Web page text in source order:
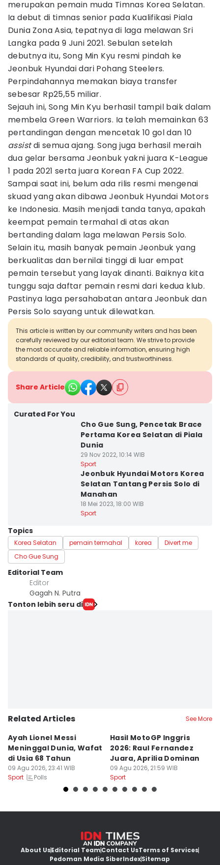
merupakan pemain muda Timnas Korea Selatan.
Ia debut di timnas senior pada Kualifikasi Piala
Dunia Zona Asia, tepatnya di laga melawan Sri
Langka pada 9 Juni 2021. Sebulan setelah
debutnya itu, Song Min Kyu resmi pindah ke
Jeonbuk Hyundai dari Pohang Steelers.
Perpindahannya memakan biaya transfer
sebesar Rp25,55 miliar.
Sejauh ini, Song Min Kyu berhasil tampil baik dalam
membela Green Warriors. Ia telah memainkan 63
pertandingan dengan mencetak 10 gol dan 10
assistdi semua ajang. Song juga berhasil meraih
dua gelar bersama Jeonbuk yakni juara K-League
1 pada 2021 serta juara Korean FA Cup 2022.
Sampai saat ini, belum ada rilis resmi mengenai
skuad yang akan dibawa Jeonbuk Hyundai Motors
ke Indonesia. Masih menjadi tanda tanya, apakah
keempat pemain termahal di atas akan
bertanding dalam laga melawan Persis Solo.
Selain itu, masih banyak pemain Jeonbuk yang
berkualitas dan bernilai tinggi di luar empat
pemain tersebut yang layak dinanti. Baiknya kita
tunggu saja daftar pemain resmi dari kedua klub.
Pastinya laga persahabatan antara Jeonbuk dan
Persis Solo sayang untuk dilewatkan.
This article is written by our community writers and has been
carefully reviewed by our editorial team. We strive to provide
the most accurate and reliable information, ensuring high
standards of quality, credibility, and trustworthiness.
Share Article
Curated For You
Cho Gue Sung, Pencetak Brace
Pertama Korea Selatan di Piala
Dunia
29 Nov 2022, 10:14 WIB
Sport
Jeonbuk Hyundai Motors Korea
Selatan Tantang Persis Solo di
Manahan
18 Mei 2023, 18:00 WIB
Sport
Topics
Korea Selatan pemain termahal korea
Divert me
Cho Gue Sung
Editorial Team
Editor
Gagah N. Putra
Tonton lebih seru di
Related Articles See More
Ayah Lionel Messi
Meninggal Dunia, Wafat
di Usia 68 Tahun
09 Agu 2026, 23:41 WIB
Sport
Polls
Hasil MotoGP Inggris
2026: Raul Fernandez
Juara, Aprilia Dominan
09 Agu 2026, 21:59 WIB
Sport
About UsEditorial TeamContact UsTerms of Services
Pedoman Media SiberIndexSitemap